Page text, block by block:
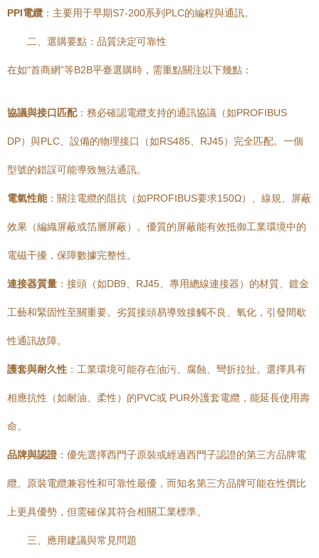
PPI電纜 ：主要用于早期S7-200系列PLC的編程與通訊。
二、選購要點：品質決定可靠性
在如“首商網”等B2B平臺選購時，需重點關注以下幾點：
協議與接口匹配：務必確認電纜支持的通訊協議（如PROFIBUS
DP）與PLC、設備的物理接口（如RS485、RJ45）完全匹配。一個
型號的錯誤可能導致無法通訊。
電氣性能：關注電纜的阻抗（如PROFIBUS要求150Ω）、線規、屏蔽
效果（編織屏蔽或箔層屏蔽）。優質的屏蔽能有效抵御工業環境中的
電磁干擾，保障數據完整性。
連接器質量 ：接頭（如DB9、RJ45、專用總線連接器）的材質、鍍金
工藝和緊固性至關重要。劣質接頭易導致接觸不良、氧化，引發間歇
性通訊故障。
護套與耐久性 ：工業環境可能存在油污、腐蝕、彎折拉扯。選擇具有
相應抗性（如耐油、柔性）的PVC或 PUR外護套電纜，能延長使用壽
命。
品牌與認證 ：優先選擇西門子原裝或經過西門子認證的第三方品牌電
纜。原裝電纜兼容性和可靠性最優，而知名第三方品牌可能在性價比
上更具優勢，但需確保其符合相關工業標準。
三、應用建議與常見問題